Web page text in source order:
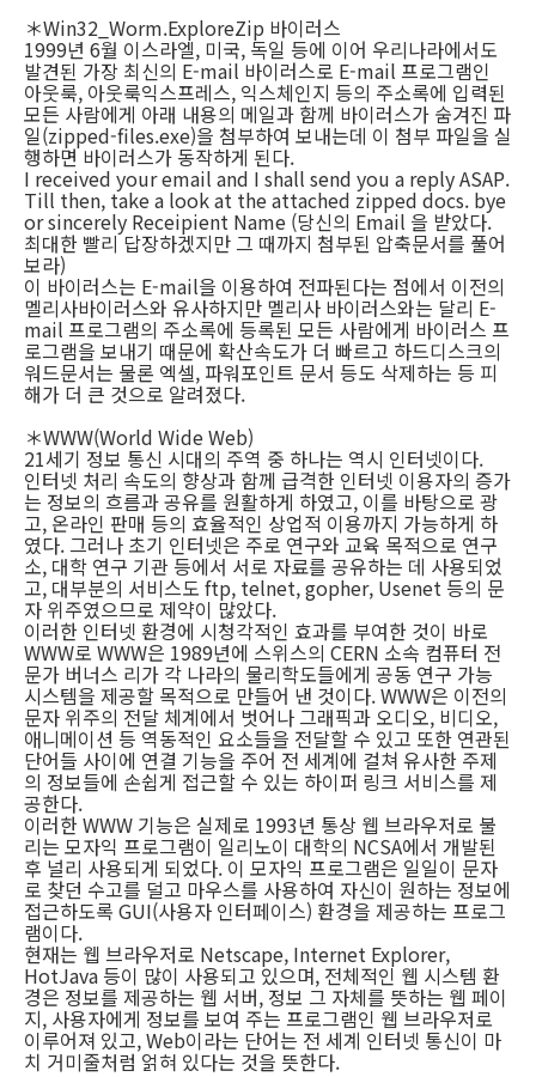
＊Win32_Worm.ExploreZip 바이러스
1999년 6월 이스라엘, 미국, 독일 등에 이어 우리나라에서도
발견된 가장 최신의 E-mail 바이러스로 E-mail 프로그램인
아웃룩, 아웃룩익스프레스, 익스체인지 등의 주소록에 입력된
모든 사람에게 아래 내용의 메일과 함께 바이러스가 숨겨진 파
일(zipped-files.exe)을 첨부하여 보내는데 이 첨부 파일을 실
행하면 바이러스가 동작하게 된다.
I received your email and I shall send you a reply ASAP.
Till then, take a look at the attached zipped docs. bye
or sincerely Receipient Name (당신의 Email 을 받았다.
최대한 빨리 답장하겠지만 그 때까지 첨부된 압축문서를 풀어
보라)
이 바이러스는 E-mail을 이용하여 전파된다는 점에서 이전의
멜리사바이러스와 유사하지만 멜리사 바이러스와는 달리 E-
mail 프로그램의 주소록에 등록된 모든 사람에게 바이러스 프
로그램을 보내기 때문에 확산속도가 더 빠르고 하드디스크의
워드문서는 물론 엑셀, 파워포인트 문서 등도 삭제하는 등 피
해가 더 큰 것으로 알려졌다.
＊WWW(World Wide Web)
21세기 정보 통신 시대의 주역 중 하나는 역시 인터넷이다.
인터넷 처리 속도의 향상과 함께 급격한 인터넷 이용자의 증가
는 정보의 흐름과 공유를 원활하게 하였고, 이를 바탕으로 광
고, 온라인 판매 등의 효율적인 상업적 이용까지 가능하게 하
였다. 그러나 초기 인터넷은 주로 연구와 교육 목적으로 연구
소, 대학 연구 기관 등에서 서로 자료를 공유하는 데 사용되었
고, 대부분의 서비스도 ftp, telnet, gopher, Usenet 등의 문
자 위주였으므로 제약이 많았다.
이러한 인터넷 환경에 시청각적인 효과를 부여한 것이 바로
WWW로 WWW은 1989년에 스위스의 CERN 소속 컴퓨터 전
문가 버너스 리가 각 나라의 물리학도들에게 공동 연구 가능
시스템을 제공할 목적으로 만들어 낸 것이다. WWW은 이전의
문자 위주의 전달 체계에서 벗어나 그래픽과 오디오, 비디오,
애니메이션 등 역동적인 요소들을 전달할 수 있고 또한 연관된
단어들 사이에 연결 기능을 주어 전 세계에 걸쳐 유사한 주제
의 정보들에 손쉽게 접근할 수 있는 하이퍼 링크 서비스를 제
공한다.
이러한 WWW 기능은 실제로 1993년 통상 웹 브라우저로 불
리는 모자익 프로그램이 일리노이 대학의 NCSA에서 개발된
후 널리 사용되게 되었다. 이 모자익 프로그램은 일일이 문자
로 찾던 수고를 덜고 마우스를 사용하여 자신이 원하는 정보에
접근하도록 GUI(사용자 인터페이스) 환경을 제공하는 프로그
램이다.
현재는 웹 브라우저로 Netscape, Internet Explorer,
HotJava 등이 많이 사용되고 있으며, 전체적인 웹 시스템 환
경은 정보를 제공하는 웹 서버, 정보 그 자체를 뜻하는 웹 페이
지, 사용자에게 정보를 보여 주는 프로그램인 웹 브라우저로
이루어져 있고, Web이라는 단어는 전 세계 인터넷 통신이 마
치 거미줄처럼 얽혀 있다는 것을 뜻한다.